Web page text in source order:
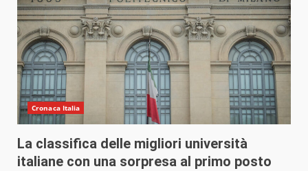
Cronaca Italia
La classifica delle migliori università
italiane con una sorpresa al primo posto